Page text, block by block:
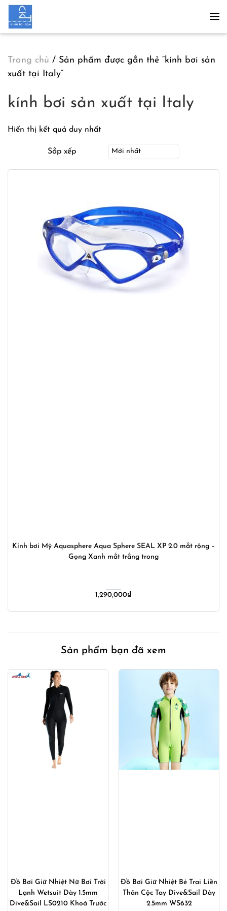
Skip to main content
Trang chủ / Sản phẩm được gắn thẻ “kính bơi sản
xuất tại Italy”
kính bơi sản xuất tại Italy
Hiển thị kết quả duy nhất
Sắp xếp
Kính bơi Mỹ Aquasphere Aqua Sphere SEAL XP 2.0 mắt rộng –
Gọng Xanh mắt trắng trong
1,290,000₫
Sản phẩm bạn đã xem
Đồ Bơi Giữ Nhiệt Nữ Bơi Trời
Lạnh Wetsuit Dày 1.5mm
Dive&Sail LS0210 Khoá Trước
Đồ Bơi Giữ Nhiệt Bé Trai Liền
Thân Cộc Tay Dive&Sail Dày
2.5mm WS632